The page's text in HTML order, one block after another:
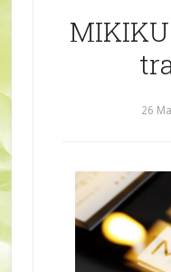
26